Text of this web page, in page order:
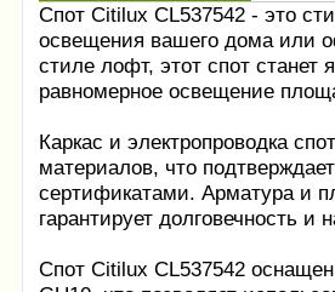
Спот Citilux CL537542 - это
освещения вашего дома или
стиле лофт, этот спот станет
равномерное освещение
Каркас и электропроводка
материалов, что
сертификатами. Арматура и
гарантирует долговечность и
Спот Citilux CL537542